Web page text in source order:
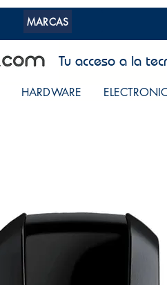
MARCAS
Tu acceso a la
HARDWARE